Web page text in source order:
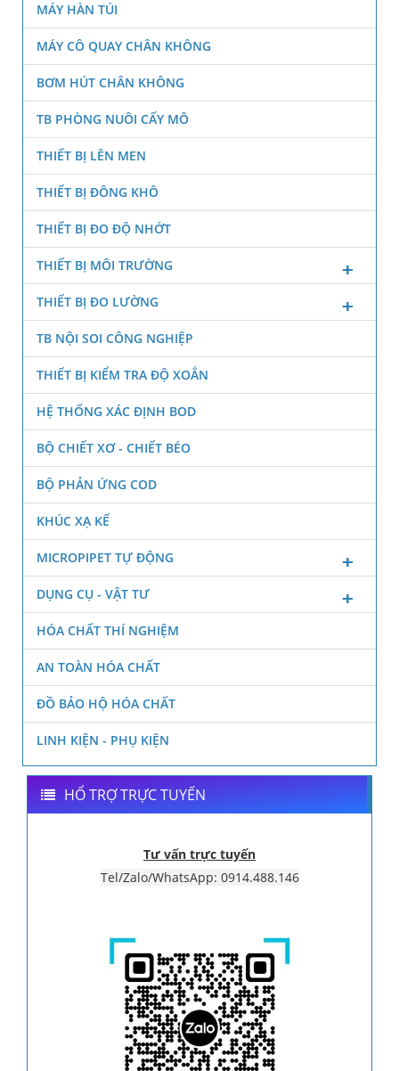
MÁY HÀN TÚI
MÁY CÔ QUAY CHÂN KHÔNG
BƠM HÚT CHÂN KHÔNG
TB PHÒNG NUÔI CẤY MÔ
THIẾT BỊ LÊN MEN
THIẾT BỊ ĐÔNG KHÔ
THIẾT BỊ ĐO ĐỘ NHỚT
THIẾT BỊ MÔI TRƯỜNG
THIẾT BỊ ĐO LƯỜNG
TB NỘI SOI CÔNG NGHIỆP
THIẾT BỊ KIỂM TRA ĐỘ XOẮN
HỆ THỐNG XÁC ĐỊNH BOD
BỘ CHIẾT XƠ - CHIẾT BÉO
BỘ PHẢN ỨNG COD
KHÚC XẠ KẾ
MICROPIPET TỰ ĐỘNG
DỤNG CỤ - VẬT TƯ
HÓA CHẤT THÍ NGHIỆM
AN TOÀN HÓA CHẤT
ĐỒ BẢO HỘ HÓA CHẤT
LINH KIỆN - PHỤ KIỆN
HỔ TRỢ TRỰC TUYẾN
Tư vấn trực tuyến
Tel/Zalo/WhatsApp: 0914.488.146